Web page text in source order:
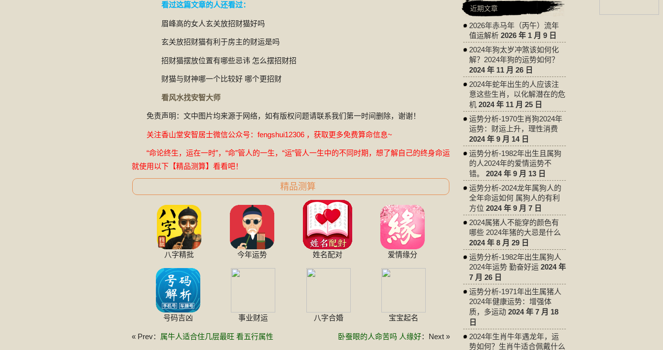
看过这篇文章的人还看过：
眉峰高的女人玄关放招财猫好吗
玄关放招财猫有利于房主的财运是吗
招财猫摆放位置有哪些忌讳 怎么摆招财招
财猫与财神哪一个比较好 哪个更招财
看风水找安智大师
免责声明：文中图片均来源于网络，如有版权问题请联系我们第一时间删除，谢谢！
关注香山堂安智居士微信公众号：fengshui12306 ，获取更多免费算命信息~
“命论终生，运在一时”，“命”管人的一生，“运”管人一生中的不同时期，想了解自己的终身命运
就使用以下【精品测算】看看吧！
精品测算
八字精批 今年运势 姓名配对 爱情缘分
号码吉凶 事业财运 八字合婚 宝宝起名
« Prev： 属牛人适合住几层最旺 看五行属性 卧蚕眼的人命苦吗 人缘好：Next »
近期文章
2026年赤马年（丙午）流年
值运解析 2026 年 1 月 9 日
2024年狗太岁冲煞该如何化
解？2024年狗的运势如何？
2024 年 11 月 26 日
2024年蛇年出生的人应该注
意这些生肖，以化解潜在的危
机 2024 年 11 月 25 日
运势分析-1970生肖狗2024年
运势：财运上升，理性消费
2024 年 9 月 14 日
运势分析-1982年出生且属狗
的人2024年的爱情运势不
错。
2024 年 9 月 13 日
运势分析-2024龙年属狗人的
全年命运如何 属狗人的有利
方位 2024 年 9 月 7 日
2024属猪人不能穿的颜色有
哪些 2024年猪的大忌是什么
2024 年 8 月 29 日
运势分析-1982年出生属狗人
2024年运势 勤奋好运 2024 年
7 月 26 日
运势分析-1971年出生属猪人
2024年健康运势：增强体
质，多运动 2024 年 7 月 18
日
2024年生肖牛年遇龙年，运
势如何？生肖牛适合佩戴什么